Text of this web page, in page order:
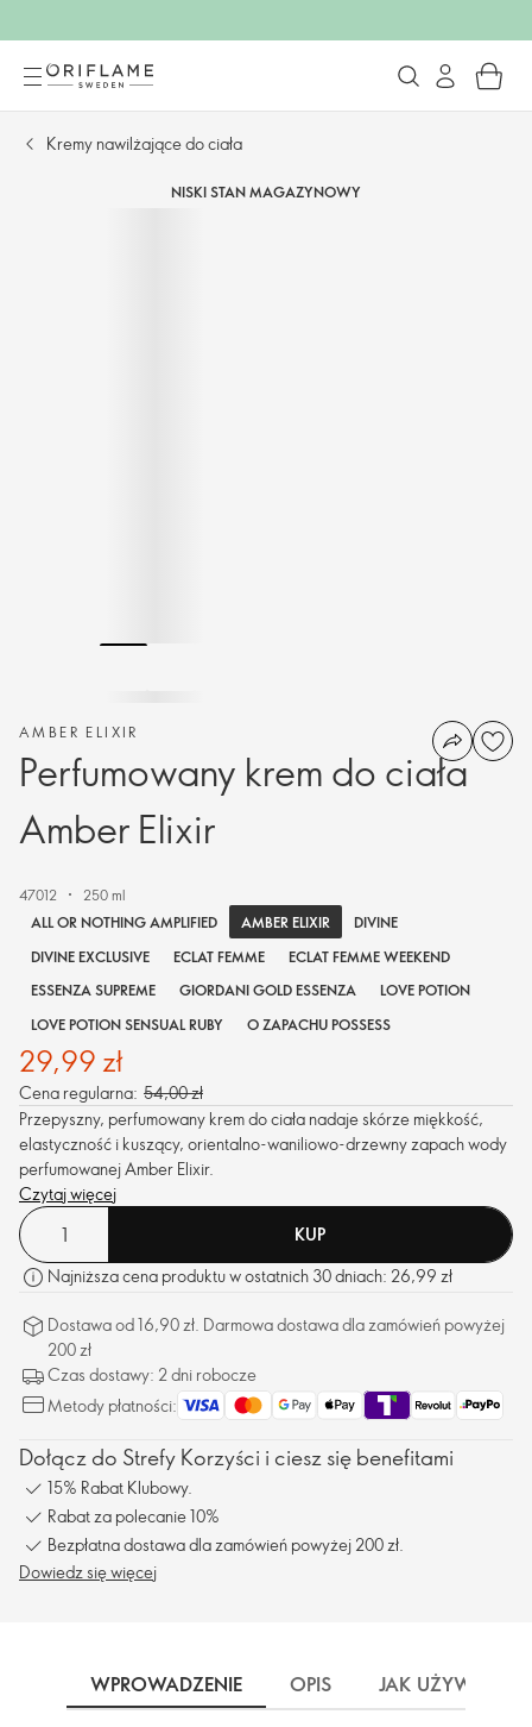
Kremy nawilżające do ciała
NISKI STAN MAGAZYNOWY
AMBER ELIXIR
Perfumowany krem do ciała
Amber Elixir
47012
250 ml
ALL OR NOTHING AMPLIFIED
AMBER ELIXIR
DIVINE
DIVINE EXCLUSIVE
ECLAT FEMME
ECLAT FEMME WEEKEND
ESSENZA SUPREME
GIORDANI GOLD ESSENZA
LOVE POTION
LOVE POTION SENSUAL RUBY
O ZAPACHU POSSESS
29,99 zł
Cena regularna: 54,00 zł
Przepyszny, perfumowany krem do ciała nadaje skórze miękkość,
elastyczność i kuszący, orientalno-waniliowo-drzewny zapach wody
perfumowanej Amber Elixir.
Czytaj więcej
KUP
Najniższa cena produktu w ostatnich 30 dniach: 26,99 zł
Dostawa od 16,90 zł. Darmowa dostawa dla zamówień powyżej
200 zł
Czas dostawy: 2 dni robocze
Metody płatności:
Dołącz do Strefy Korzyści i ciesz się benefitami
15% Rabat Klubowy.
Rabat za polecanie 10%
Bezpłatna dostawa dla zamówień powyżej 200 zł.
Dowiedz się więcej
WPROWADZENIE OPIS JAK UŻYWAĆ